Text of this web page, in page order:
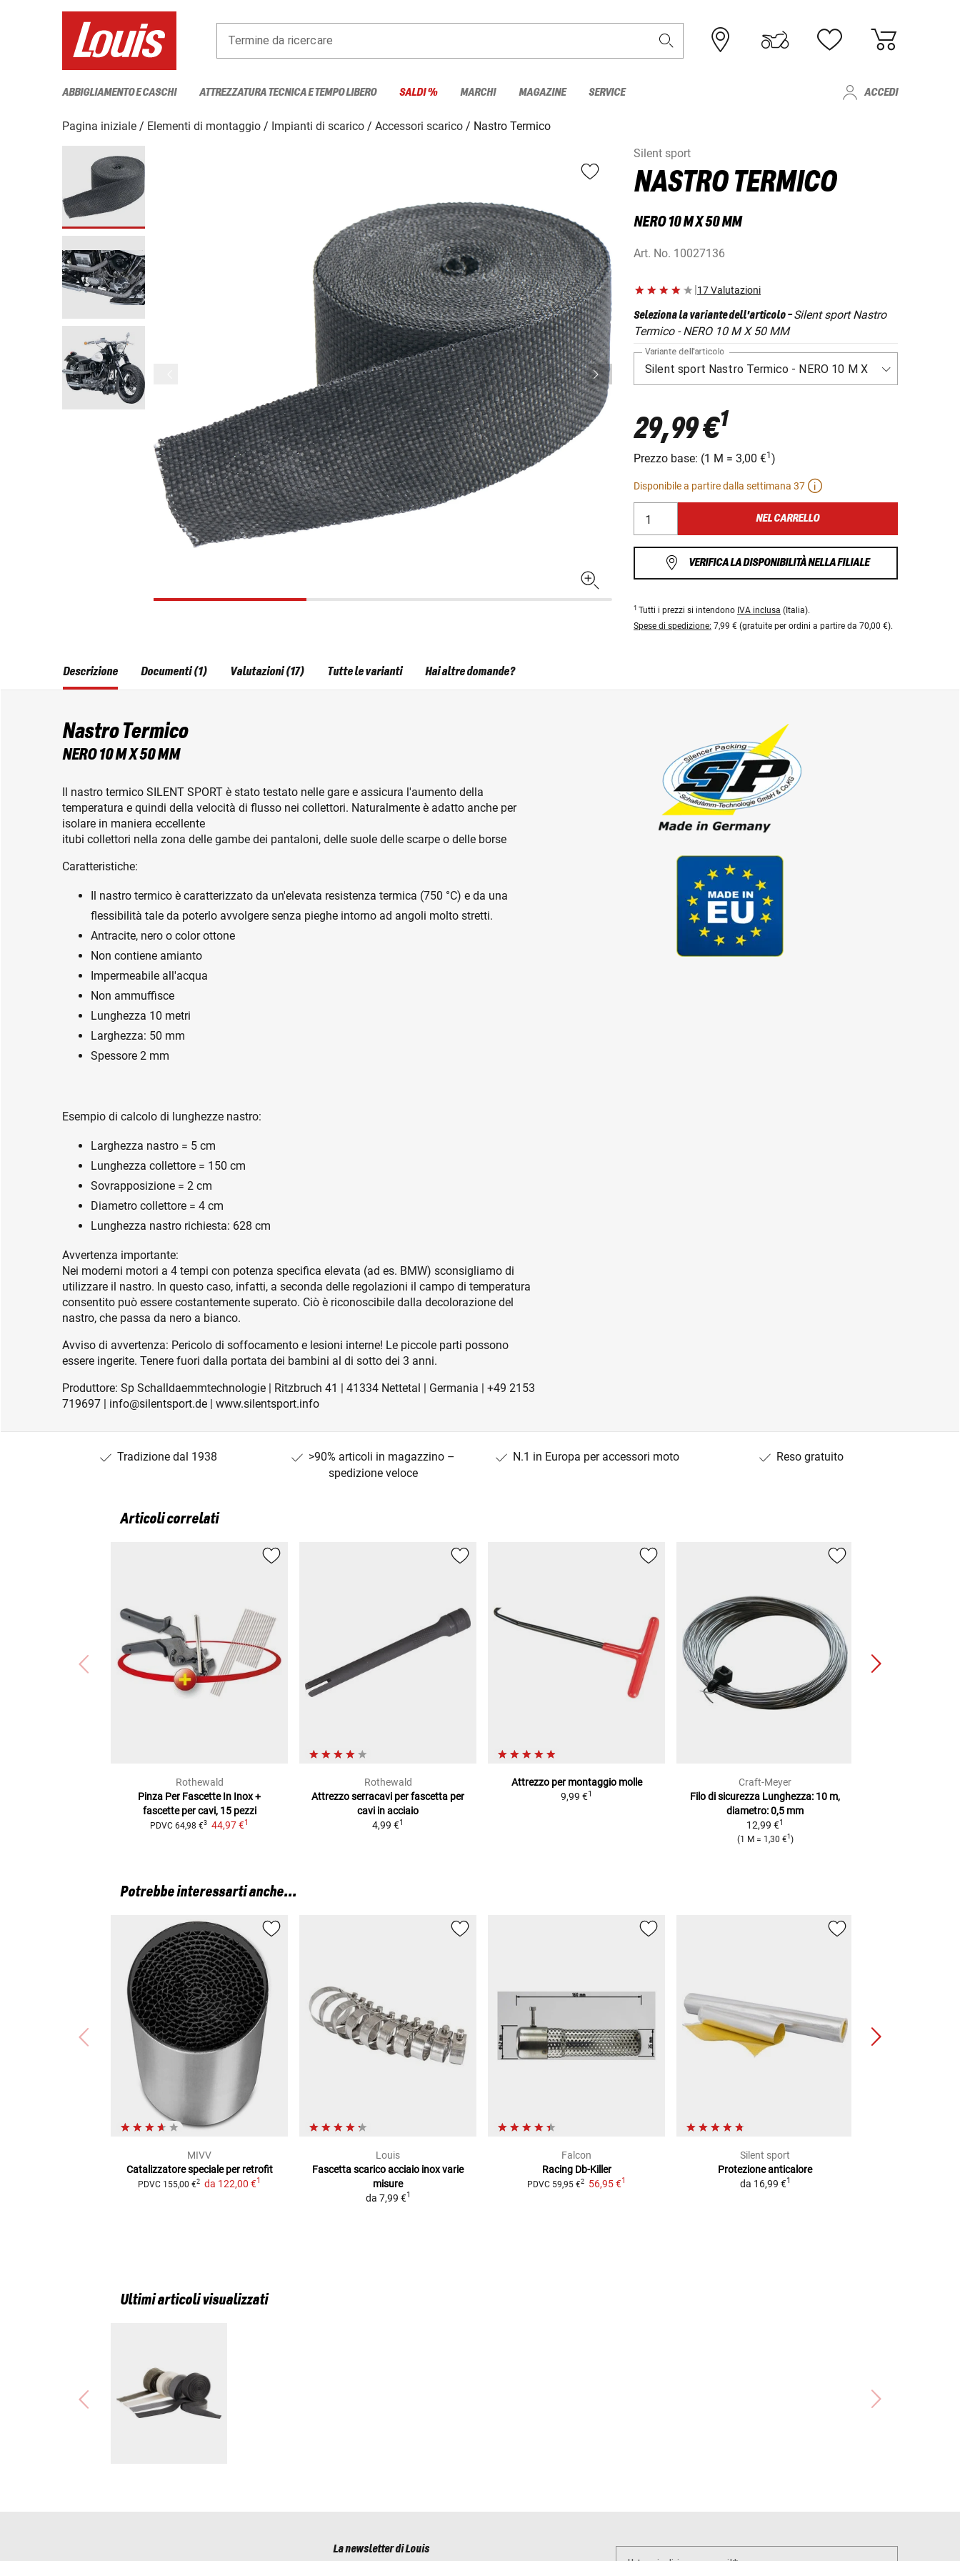
Termine da ricercare
ABBIGLIAMENTO E CASCHI ATTREZZATURA TECNICA E TEMPO LIBERO SALDI % MARCHI MAGAZINE SERVICE ACCEDI
Pagina iniziale Elementi di montaggio Impianti di scarico Accessori scarico
Nastro Termico
Silent sport
NASTRO TERMICO
NERO 10 M X 50 MM
Art. No. 10027136
|17 Valutazioni
Seleziona la variante dell'articolo-Silent sport Nastro
Termico - NERO 10 M X 50 MM
Variante dell'articolo
29,99 €1
Prezzo base: (1 M = 3,00 €1)
Disponibile a partire dalla settimana 37
NEL CARRELLO
VERIFICA LA DISPONIBILITÀ NELLA FILIALE
1 Tutti i prezzi si intendono IVA inclusa (Italia).
Spese di spedizione: 7,99 € (gratuite per ordini a partire da 70,00 €).
Descrizione
Nastro Termico
NERO 10 M X 50 MM
Il nastro termico SILENT SPORT è stato testato nelle gare e assicura l'aumento della
temperatura e quindi della velocità di flusso nei collettori. Naturalmente è adatto anche per
isolare in maniera eccellente
itubi collettori nella zona delle gambe dei pantaloni, delle suole delle scarpe o delle borse
Caratteristiche:
Il nastro termico è caratterizzato da un'elevata resistenza termica (750 °C) e da una
flessibilità tale da poterlo avvolgere senza pieghe intorno ad angoli molto stretti.
Antracite, nero o color ottone
Non contiene amianto
Impermeabile all'acqua
Non ammuffisce
Lunghezza 10 metri
Larghezza: 50 mm
Spessore 2 mm
Esempio di calcolo di lunghezze nastro:
Larghezza nastro = 5 cm
Lunghezza collettore = 150 cm
Sovrapposizione = 2 cm
Diametro collettore = 4 cm
Lunghezza nastro richiesta: 628 cm
Avvertenza importante:
Nei moderni motori a 4 tempi con potenza specifica elevata (ad es. BMW) sconsigliamo di
utilizzare il nastro. In questo caso, infatti, a seconda delle regolazioni il campo di temperatura
consentito può essere costantemente superato. Ciò è riconoscibile dalla decolorazione del
nastro, che passa da nero a bianco.
Avviso di avvertenza: Pericolo di soffocamento e lesioni interne! Le piccole parti possono
essere ingerite. Tenere fuori dalla portata dei bambini al di sotto dei 3 anni.
Produttore: Sp Schalldaemmtechnologie | Ritzbruch 41 | 41334 Nettetal | Germania | +49 2153
719697 | info@silentsport.de | www.silentsport.info
Documenti (1) Valutazioni (17) Tutte le varianti Hai altre domande?
Tradizione dal 1938
>90% articoli in magazzino –
spedizione veloce
N.1 in Europa per accessori moto Reso gratuito
Articoli correlati
Rothewald
Pinza Per Fascette In Inox+
fascette per cavi, 15 pezzi
PDVC 64,98 €3 44,97 €1
Rothewald
Attrezzo serracavi perfascetta per
cavi in acciaio
4,99 €1
Attrezzo per montaggio molle
9,99 €1
Craft-Meyer
Filo di sicurezza Lunghezza: 10 m,
diametro: 0,5 mm
12,99 €1
(1 M= 1,30 €1 )
Potrebbe interessarti anche...
MIVV
Catalizzatore speciale per retrofit
PDVC 155,00 €2 da 122,00 €1
Louis
Fascetta scarico acciaio inoxvarie
misure
da 7,99 €1
Falcon
Racing Db-Killer
PDVC 59,95 €2 56,95 €1
Silent sport
Protezione anticalore
da 16,99 €1
Ultimi articoli visualizzati
La newsletter di Louis